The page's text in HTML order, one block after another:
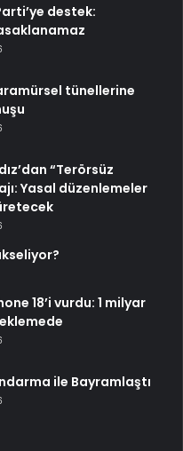
destek:
tünellerine
“Terörsüz
Yasal düzenlemeler
18’i vurdu: 1 milyar
ile Bayramlaştı